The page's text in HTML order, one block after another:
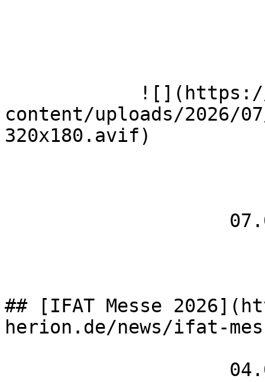
content/uploads/2026/
320x180.avif)
## [IFAT Messe
herion.de/news/ifat-